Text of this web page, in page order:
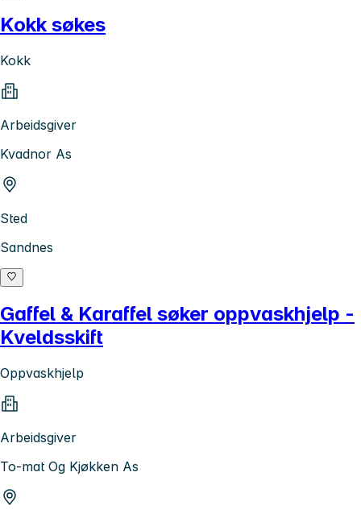
Kokk søkes
Kokk
Arbeidsgiver
Kvadnor As
Sted
Sandnes
Gaffel & Karaffel søker oppvaskhjelp -
Kveldsskift
Oppvaskhjelp
Arbeidsgiver
To-mat Og Kjøkken As